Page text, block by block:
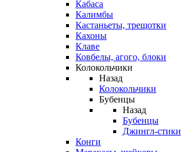
Кабаса
Калимбы
Кастаньеты, трещотки
Кахоны
Клаве
Ковбелы, агого, блоки
Колокольчики
Назад
Колокольчики
Бубенцы
Назад
Бубенцы
Джингл-стики
Конги